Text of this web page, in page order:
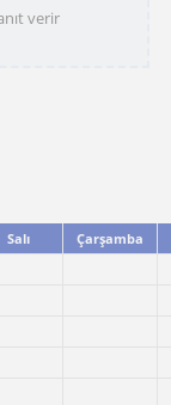
verir
Salı Çarşamba